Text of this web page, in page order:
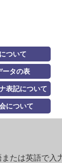
ついて
ータの表
表記について
について
たは英語で入